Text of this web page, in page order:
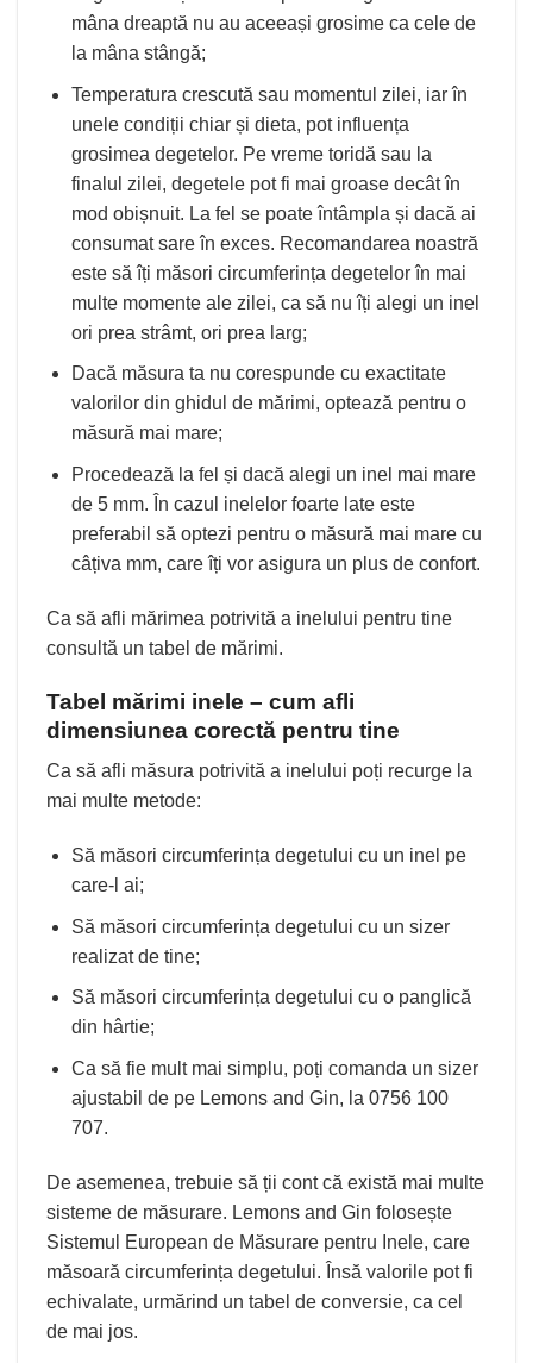
mâna dreaptă nu au aceeași grosime ca cele de
la mâna stângă;
Temperatura crescută sau momentul zilei, iar în
unele condiții chiar și dieta, pot influența
grosimea degetelor. Pe vreme toridă sau la
finalul zilei, degetele pot fi mai groase decât în
mod obișnuit. La fel se poate întâmpla și dacă ai
consumat sare în exces. Recomandarea noastră
este să îți măsori circumferința degetelor în mai
multe momente ale zilei, ca să nu îți alegi un inel
ori prea strâmt, ori prea larg;
Dacă măsura ta nu corespunde cu exactitate
valorilor din ghidul de mărimi, optează pentru o
măsură mai mare;
Procedează la fel și dacă alegi un inel mai mare
de 5 mm. În cazul inelelor foarte late este
preferabil să optezi pentru o măsură mai mare cu
câțiva mm, care îți vor asigura un plus de confort.
Ca să afli mărimea potrivită a inelului pentru tine
consultă un tabel de mărimi.
Tabel mărimi inele – cum afli
dimensiunea corectă pentru tine
Ca să afli măsura potrivită a inelului poți recurge la
mai multe metode:
Să măsori circumferința degetului cu un inel pe
care-l ai;
Să măsori circumferința degetului cu un sizer
realizat de tine;
Să măsori circumferința degetului cu o panglică
din hârtie;
Ca să fie mult mai simplu, poți comanda un sizer
ajustabil de pe Lemons and Gin, la 0756 100
707.
De asemenea, trebuie să ții cont că există mai multe
sisteme de măsurare. Lemons and Gin folosește
Sistemul European de Măsurare pentru Inele, care
măsoară circumferința degetului. Însă valorile pot fi
echivalate, urmărind un tabel de conversie, ca cel
de mai jos.